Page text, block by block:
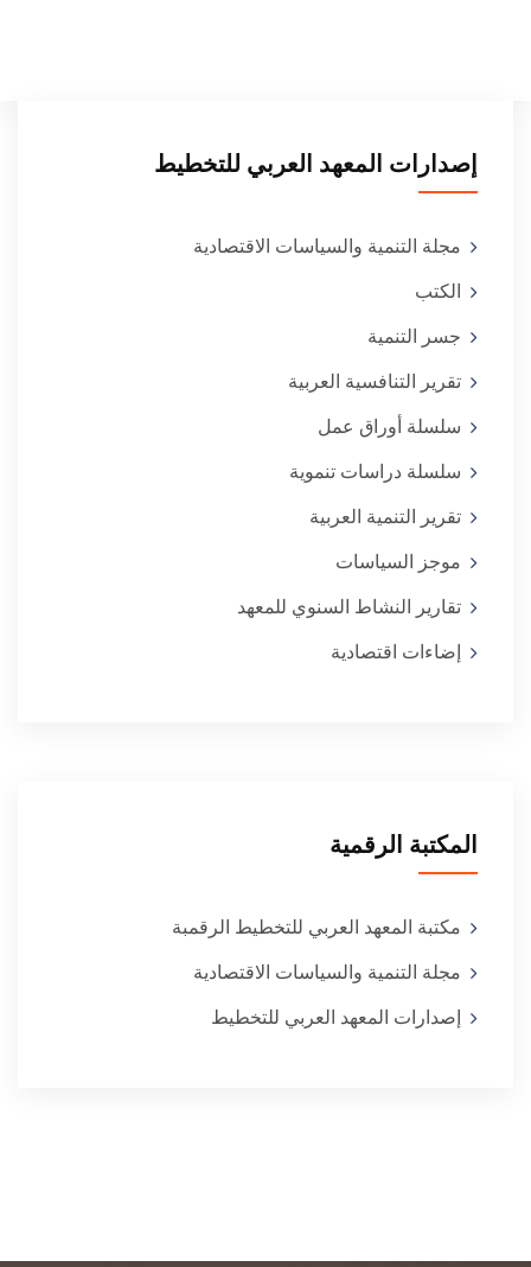
إصدارات المعهد العربي للتخطيط
مجلة التنمية والسياسات الاقتصادية
الكتب
جسر التنمية
تقرير التنافسية العربية
سلسلة أوراق عمل
سلسلة دراسات تنموية
تقرير التنمية العربية
موجز السياسات
تقارير النشاط السنوي للمعهد
إضاءات اقتصادية
المكتبة الرقمية
مكتبة المعهد العربي للتخطيط الرقمبة
مجلة التنمية والسياسات الاقتصادية
إصدارات المعهد العربي للتخطيط